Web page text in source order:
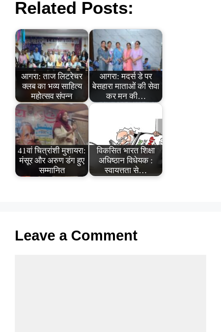
Related Posts:
आगरा: ताज लिटरेचर
क्लब का भव्य साहित्य
महोत्सव संपन्न
आगरा: मदर्स डे पर
बेसहारा माताओं की सेवा
कर मन की…
41वां चित्रांशी मुशायरा:
मंसूर और अरुण डंग हुए
सम्मानित
विकसित भारत शिक्षा
अधिष्ठान विधेयक :
स्वायत्तता से…
Leave a Comment